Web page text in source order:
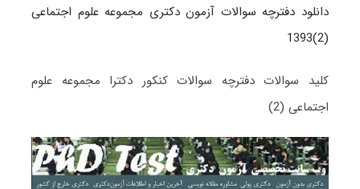
دانلود دفترچه سوالات آزمون دکتری مجموعه علوم اجتماعی
(2)1393
کلید سوالات دفترچه سوالات کنکور دکترا مجموعه علوم
اجتماعی (2)